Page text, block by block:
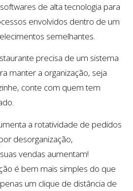
de alta tecnologia para
envolvidos dentro de um
semelhantes.
precisa de um sistema
manter a organização, seja
conte com quem tem
a rotatividade de pedidos
desorganização,
vendas aumentam!
é bem mais simples do que
um clique de distância de